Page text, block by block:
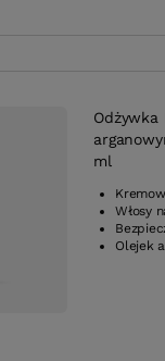
Odżywka
ml
Włosy
Olejek